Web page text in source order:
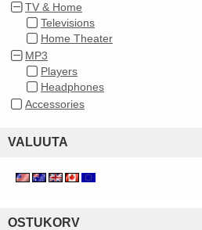
TV & Home
Televisions
Home Theater
MP3
Players
Headphones
Accessories
VALUUTA
OSTUKORV